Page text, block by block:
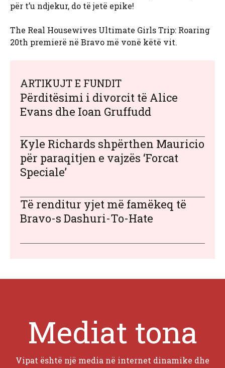
për t’u ndjekur, do të jetë epike!
The Real Housewives Ultimate Girls Trip: Roaring
20th premierë në Bravo më vonë këtë vit.
ARTIKUJT E FUNDIT
Përditësimi i divorcit të Alice
Evans dhe Ioan Gruffudd
Kyle Richards shpërthen Mauricio
për paraqitjen e vajzës ‘Forcat
Speciale’
Të renditur yjet më famëkeq të
Bravo-s Dashuri-To-Hate
Mediat tona
Vipat është një media në internet dinamike dhe